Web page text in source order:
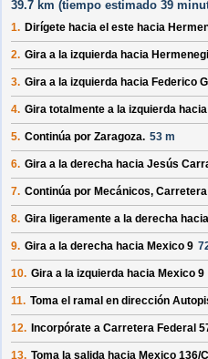
39.7 km (tiempo estimado 39
1. Dirígete hacia el este hacia
2. Gira a la izquierda hacia
3. Gira a la izquierda hacia Federico
4. Gira totalmente a la izquierda hacia
5. Continúa por Zaragoza. 53 m
6. Gira a la derecha hacia Jesús
7. Continúa por Mecánicos,
8. Gira ligeramente a la derecha hacia
9. Gira a la derecha hacia Mexico 9
10. Gira a la izquierda hacia Mexico 9
11. Toma el ramal en dirección
12. Incorpórate a Carretera Federal
13. Toma la salida hacia Mexico 136/